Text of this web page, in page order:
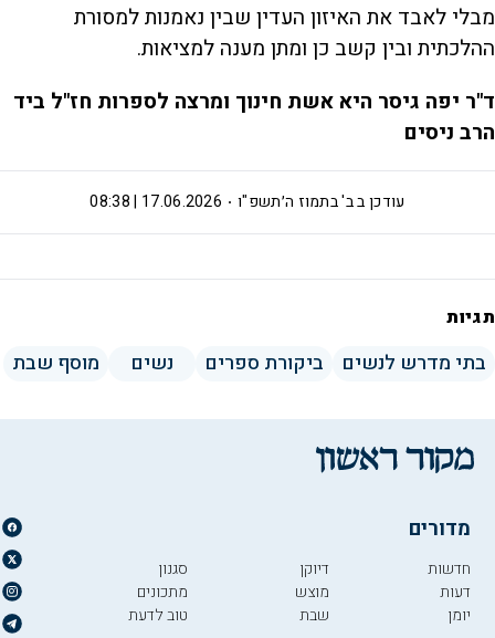
מבלי לאבד את האיזון העדין שבין נאמנות למסורת
ההלכתית ובין קשב כן ומתן מענה למציאות.
ד"ר יפה גיסר היא אשת חינוך ומרצה לספרות חז"ל ביד
הרב ניסים
ב' בתמוז ה׳תשפ"ו 17.06.2026 | 08:38 עודכן ב
תגיות
בתי מדרש לנשים ביקורת ספרים נשים מוסף שבת
מדורים
חדשות
דעות
יומן
דיוקן
מוצש
שבת
סגנון
מתכונים
טוב לדעת